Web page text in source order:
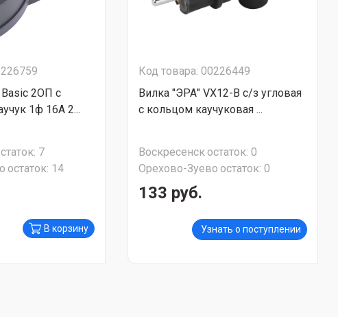
Basic 2ОП с
1ф 16А 2...
7
остаток: 14
В корзину
Код товара: 00226449
Вилка "ЭРА" VX12-B c/з угловая
с кольцом каучуковая ...
Воскресенскостаток: 0
Орехово-Зуево остаток: 0
133 руб.
Узнать о поступлении